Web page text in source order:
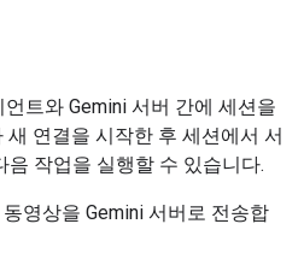
트와 Gemini 서버 간에 세션을
연결을 시작한 후 세션에서 서
작업을 실행할 수 있습니다.
영상을 Gemini 서버로 전송합